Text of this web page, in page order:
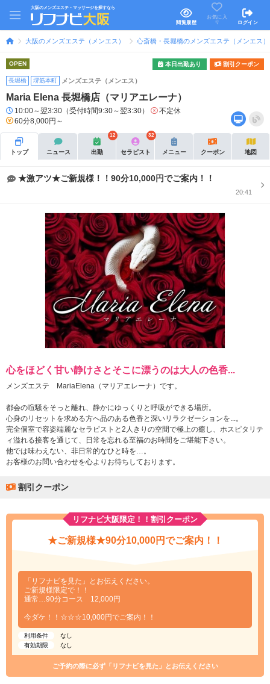
大阪のメンズエステ・マッサージを探すなら
閲覧履歴
お気に入
り
ログイン
大阪のメンズエステ（メンエス） 心斎橋・長堀橋のメンズエステ（メンエス）
OPEN 本日出勤あり 割引クーポン
長堀橋 堺筋本町 メンズエステ（メンエス）
Maria Elena 長堀橋店（マリアエレーナ）
10:00～翌3:30（受付時間9:30～翌3:30）
不定休
60分8,000円～
トップ ニュース 出勤
12
セラピスト
32
メニュー クーポン 地図
★激アツ★ご新規様！！90分10,000円でご案内！！
20:41
心をほどく甘い静けさとそこに漂うのは大人の色香...
メンズエステ MariaElena（マリアエレーナ）です。
都会の喧騒をそっと離れ、静かにゆっくりと呼吸ができる場所。
心身のリセットを求める方へ品のある色香と深いリラクゼーションを...。
完全個室で容姿端麗なセラピストと2人きりの空間で極上の癒し、ホスピタリテ
ィ溢れる接客を通じて、日常を忘れる至福のお時間をご堪能下さい。
他では味わえない、非日常的なひと時を…。
お客様のお問い合わせを心よりお待ちしております。
割引クーポン
リフナビ大阪限定！！割引クーポン
★ご新規様★90分10,000円でご案内！！
「リフナビを見た」とお伝えください。
ご新規様限定で！！
通常…90分コース 12,000円
今ダケ！！☆☆☆10,000円でご案内！！
利用条件
なし
有効期限
なし
ご予約の際に必ず「リフナビを見た」とお伝えください